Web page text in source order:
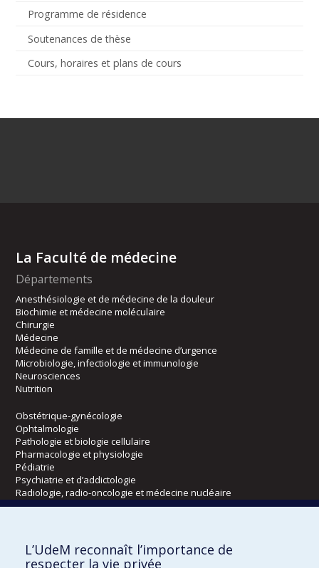
Programme de résidence
Soutenances de thèse
Cours, horaires et plans de cours
La Faculté de médecine
Départements
Anesthésiologie et de médecine de la douleur
Biochimie et médecine moléculaire
Chirurgie
Médecine
Médecine de famille et de médecine d’urgence
Microbiologie, infectiologie et immunologie
Neurosciences
Nutrition
Obstétrique-gynécologie
Ophtalmologie
Pathologie et biologie cellulaire
Pharmacologie et physiologie
Pédiatrie
Psychiatrie et d’addictologie
Radiologie, radio-oncologie et médecine nucléaire
Kinésiologie et des sciences de l’activité physique
L’UdeM reconnaît l’importance de
respecter la vie privée